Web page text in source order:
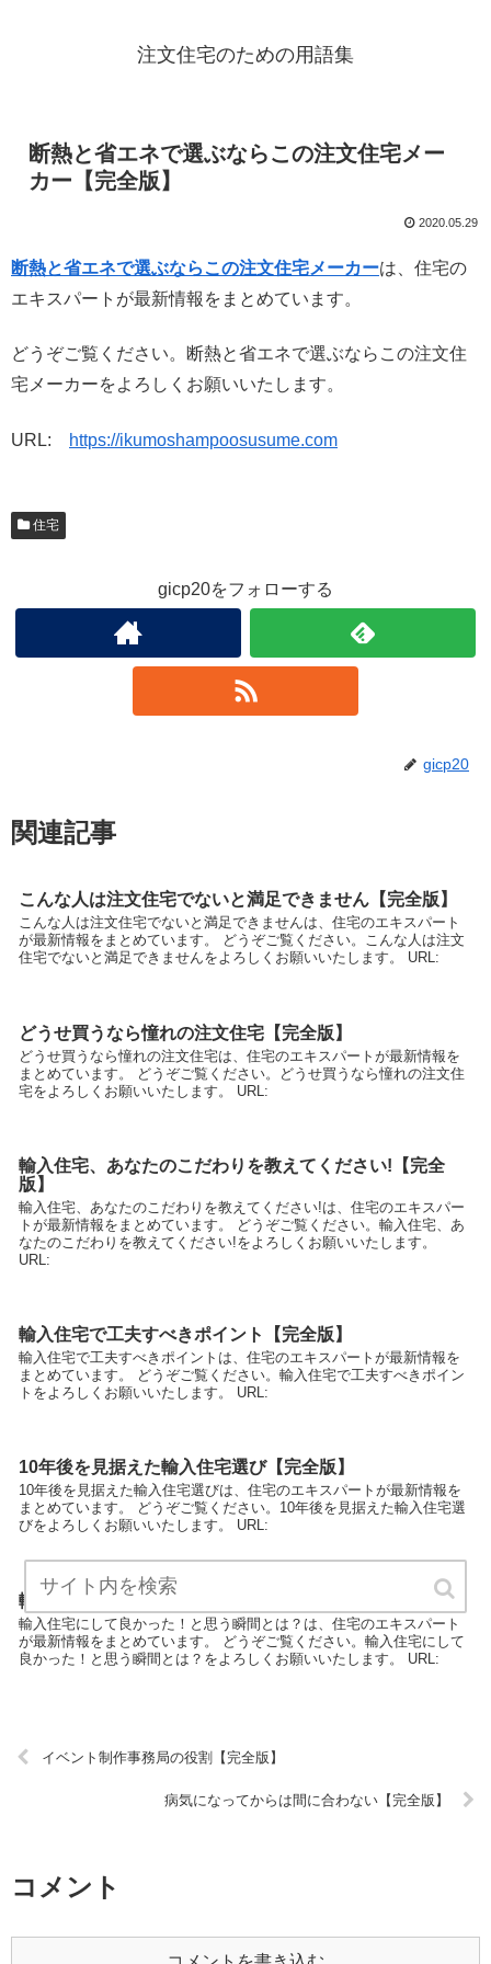
注文住宅のための用語集
断熱と省エネで選ぶならこの注文住宅メー
カー【完全版】
2020.05.29
断熱と省エネで選ぶならこの注文住宅メーカーは、住宅の
エキスパートが最新情報をまとめています。
どうぞご覧ください。断熱と省エネで選ぶならこの注文住
宅メーカーをよろしくお願いいたします。
URL: https://ikumoshampoosusume.com
住宅
gicp20をフォローする
gicp20
関連記事
こんな人は注文住宅でないと満足できません【完全版】
こんな人は注文住宅でないと満足できませんは、住宅のエキスパート
が最新情報をまとめています。 どうぞご覧ください。こんな人は注文
住宅でないと満足できませんをよろしくお願いいたします。 URL:
どうせ買うなら憧れの注文住宅【完全版】
どうせ買うなら憧れの注文住宅は、住宅のエキスパートが最新情報を
まとめています。 どうぞご覧ください。どうせ買うなら憧れの注文住
宅をよろしくお願いいたします。 URL:
輸入住宅、あなたのこだわりを教えてください!【完全
版】
輸入住宅、あなたのこだわりを教えてください!は、住宅のエキスパー
トが最新情報をまとめています。 どうぞご覧ください。輸入住宅、あ
なたのこだわりを教えてください!をよろしくお願いいたします。
URL:
輸入住宅で工夫すべきポイント【完全版】
輸入住宅で工夫すべきポイントは、住宅のエキスパートが最新情報を
まとめています。 どうぞご覧ください。輸入住宅で工夫すべきポイン
トをよろしくお願いいたします。 URL:
10年後を見据えた輸入住宅選び【完全版】
10年後を見据えた輸入住宅選びは、住宅のエキスパートが最新情報を
まとめています。 どうぞご覧ください。10年後を見据えた輸入住宅選
びをよろしくお願いいたします。 URL:
輸入住宅にして良かった！と思う瞬間とは？【完全版】
輸入住宅にして良かった！と思う瞬間とは？は、住宅のエキスパート
が最新情報をまとめています。 どうぞご覧ください。輸入住宅にして
良かった！と思う瞬間とは？をよろしくお願いいたします。 URL:
イベント制作事務局の役割【完全版】
病気になってからは間に合わない【完全版】
コメント